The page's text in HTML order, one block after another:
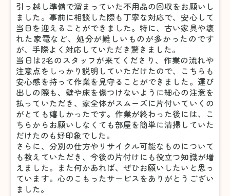
引っ越し準備で溜まっていた不用品の回収をお願いし
ました。事前に相談した際も丁寧な対応で、安心して
当日を迎えることができました。特に、古い家具や壊
れた家電など、処分が難しいものが多かったのです
が、手際よく対応していただき驚きました。
当日は2名のスタッフが来てくださり、作業の流れや
注意点をしっかり説明していただけたので、こちらも
安心感を持って作業を見守ることができました。運び
出しの際も、壁や床を傷つけないように細心の注意を
払っていただき、家全体がスムーズに片付いていくの
がとても嬉しかったです。作業が終わった後には、こ
ちらからお願いしなくても部屋を簡単に清掃していた
だけたのも好印象でした。
さらに、分別の仕方やリサイクル可能なものについて
も教えていただき、今後の片付けにも役立つ知識が増
えました。また何かあれば、ぜひお願いしたいと思っ
ています。心のこもったサービスをありがとうござい
ました。